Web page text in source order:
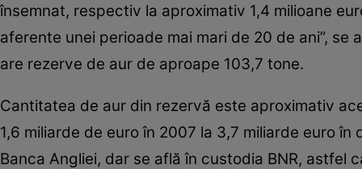
însemnat, respectiv la aproximativ 1,4 milioane
aferente unei perioade mai mari de 20 de ani”,
are rezerve de aur de aproape 103,7 tone.
Cantitatea de aur din rezervă este aproximativ
1,6 miliarde de euro în 2007 la 3,7 miliarde euro
Banca Angliei, dar se află în custodia BNR, astfel